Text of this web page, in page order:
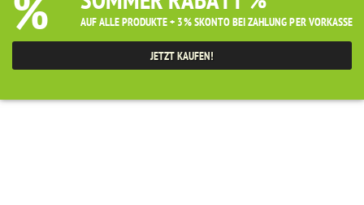
% AUF ALLE PRODUKTE + 3% SKONTO BEI ZAHLUNG PER VORKASSE
JETZT KAUFEN!